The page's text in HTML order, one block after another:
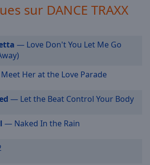
sur DANCE TRAXX
— Love Don't You Let Me Go
Her at the Love Parade
— Let the Beat Control Your Body
— Naked In the Rain